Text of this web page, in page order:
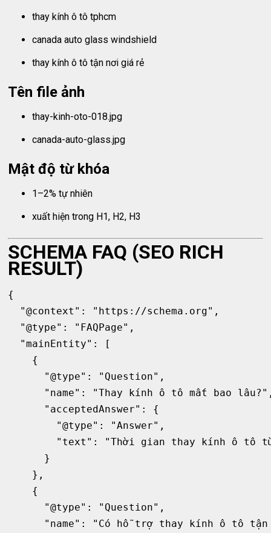
thay kính ô tô tphcm
canada auto glass windshield
thay kính ô tô tận nơi giá rẻ
Tên file ảnh
thay-kinh-oto-018.jpg
canada-auto-glass.jpg
Mật độ từ khóa
1–2% tự nhiên
xuất hiện trong H1, H2, H3
SCHEMA FAQ (SEO RICH
RESULT)
{
  "@context": "https://schema.org",
  "@type": "FAQPage",
  "mainEntity": [
    {
      "@type": "Question",
"name": "Thay kính ô tô mất bao
      "acceptedAnswer": {
        "@type": "Answer",
"text": "Thời gian thay kính ô tô
      }
    },
    {
      "@type": "Question",
"name": "Có hỗ trợ thay kính ô tô